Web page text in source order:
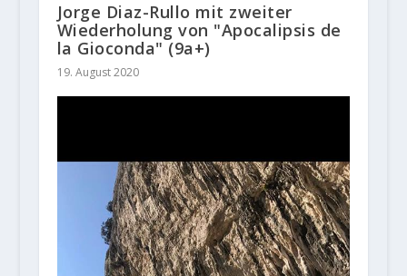
Jorge Diaz-Rullo mit zweiter
Wiederholung von "Apocalipsis de
la Gioconda" (9a+)
19. August 2020